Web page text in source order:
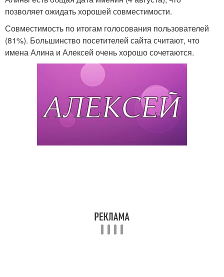
позволяет ожидать хорошей совместимости.
Совместимость по итогам голосования пользователей
(81%). Большинство посетителей сайта считают, что
имена Алина и Алексей очень хорошо сочетаются.